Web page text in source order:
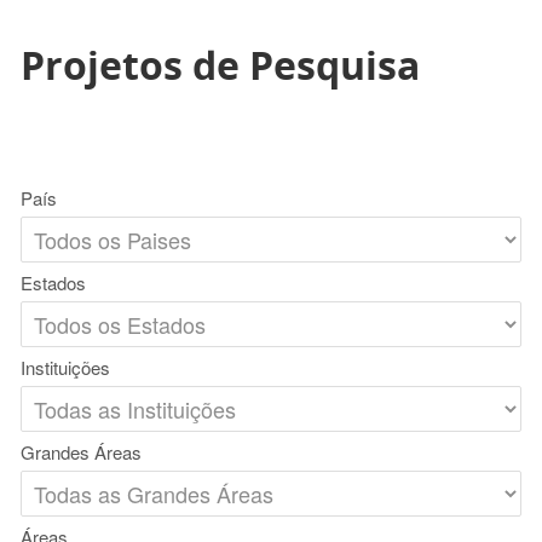
Projetos de Pesquisa
País
Estados
Instituições
Grandes Áreas
Áreas